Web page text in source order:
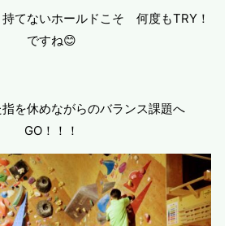
てないホールドこそ 何度もTRY！
ですね😊
を休めながらのバランス課題へ
GO！！！